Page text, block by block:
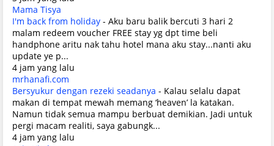
Mama Tisya
I'm back from holiday - Aku baru balik bercuti 3 hari 2
malam redeem voucher FREE stay yg dpt time beli
handphone aritu nak tahu hotel mana aku stay...nanti aku
update ye p...
4 jam yang lalu
mrhanafi.com
Bersyukur dengan rezeki seadanya - Kalau selalu dapat
makan di tempat mewah memang ‘heaven’ la katakan.
Namun tidak semua mampu berbuat demikian. Jadi untuk
pergi macam realiti, saya gabungk...
4 jam yang lalu